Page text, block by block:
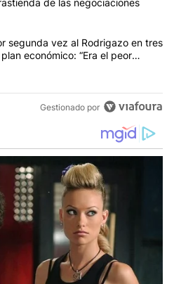
el título "Milei mencionó por
segunda vez al Rodrigazo en tres
económico: “Era el peor
Gestionado por